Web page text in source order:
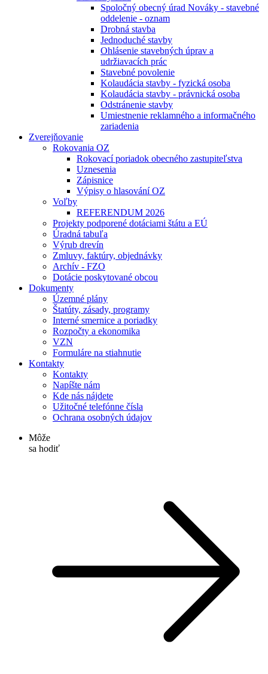
Spoločný obecný úrad Nováky - stavebné
oddelenie - oznam
Drobná stavba
Jednoduché stavby
Ohlásenie stavebných úprav a
udržiavacích prác
Stavebné povolenie
Kolaudácia stavby - fyzická osoba
Kolaudácia stavby - právnická osoba
Odstránenie stavby
Umiestnenie reklamného a informačného
zariadenia
Zverejňovanie
Rokovania OZ
Rokovací poriadok obecného zastupiteľstva
Uznesenia
Zápisnice
Výpisy o hlasování OZ
Voľby
REFERENDUM 2026
Projekty podporené dotáciami štátu a EÚ
Úradná tabuľa
Výrub drevín
Zmluvy, faktúry, objednávky
Archív - FZO
Dotácie poskytované obcou
Dokumenty
Územné plány
Štatúty, zásady, programy
Interné smernice a poriadky
Rozpočty a ekonomika
VZN
Formuláre na stiahnutie
Kontakty
Kontakty
Napíšte nám
Kde nás nájdete
Užitočné telefónne čísla
Ochrana osobných údajov
Môže
sa hodiť